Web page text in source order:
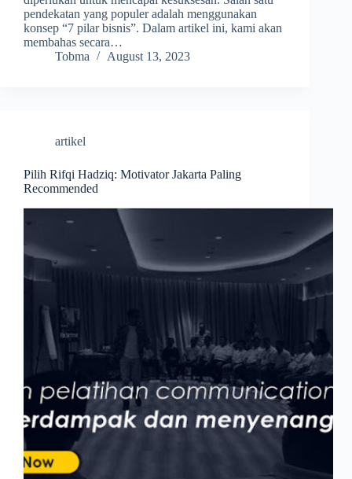
pendekatan yang populer adalah menggunakan
konsep “7 pilar bisnis”. Dalam artikel ini, kami akan
membahas secara…
Tobma
August 13, 2023
artikel
Pilih Rifqi Hadziq: Motivator Jakarta Paling
Recommended